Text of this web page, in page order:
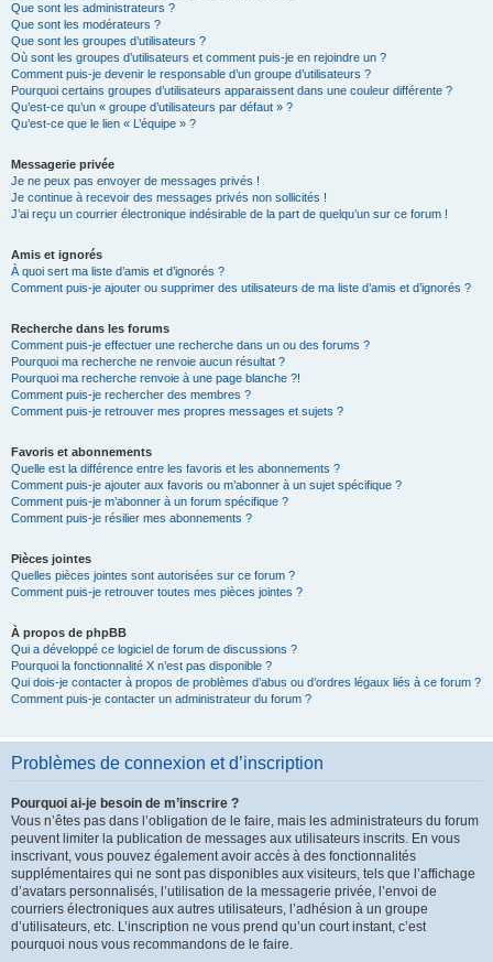
Que sont les administrateurs ?
Que sont les modérateurs ?
Que sont les groupes d’utilisateurs ?
Où sont les groupes d’utilisateurs et comment puis-je en rejoindre un ?
Comment puis-je devenir le responsable d’un groupe d’utilisateurs ?
Pourquoi certains groupes d’utilisateurs apparaissent dans une couleur différente ?
Qu’est-ce qu’un « groupe d’utilisateurs par défaut » ?
Qu’est-ce que le lien « L’équipe » ?
Messagerie privée
Je ne peux pas envoyer de messages privés !
Je continue à recevoir des messages privés non sollicités !
J’ai reçu un courrier électronique indésirable de la part de quelqu’un sur ce forum !
Amis et ignorés
À quoi sert ma liste d’amis et d’ignorés ?
Comment puis-je ajouter ou supprimer des utilisateurs de ma liste d’amis et d’ignorés ?
Recherche dans les forums
Comment puis-je effectuer une recherche dans un ou des forums ?
Pourquoi ma recherche ne renvoie aucun résultat ?
Pourquoi ma recherche renvoie à une page blanche ?!
Comment puis-je rechercher des membres ?
Comment puis-je retrouver mes propres messages et sujets ?
Favoris et abonnements
Quelle est la différence entre les favoris et les abonnements ?
Comment puis-je ajouter aux favoris ou m’abonner à un sujet spécifique ?
Comment puis-je m’abonner à un forum spécifique ?
Comment puis-je résilier mes abonnements ?
Pièces jointes
Quelles pièces jointes sont autorisées sur ce forum ?
Comment puis-je retrouver toutes mes pièces jointes ?
À propos de phpBB
Qui a développé ce logiciel de forum de discussions ?
Pourquoi la fonctionnalité X n’est pas disponible ?
Qui dois-je contacter à propos de problèmes d’abus ou d’ordres légaux liés à ce forum ?
Comment puis-je contacter un administrateur du forum ?
Problèmes de connexion et d’inscription
Pourquoi ai-je besoin de m’inscrire ?
Vous n’êtes pas dans l’obligation de le faire, mais les administrateurs du forum
peuvent limiter la publication de messages aux utilisateurs inscrits. En vous
inscrivant, vous pouvez également avoir accès à des fonctionnalités
supplémentaires qui ne sont pas disponibles aux visiteurs, tels que l’affichage
d’avatars personnalisés, l’utilisation de la messagerie privée, l’envoi de
courriers électroniques aux autres utilisateurs, l’adhésion à un groupe
d’utilisateurs, etc. L’inscription ne vous prend qu’un court instant, c’est
pourquoi nous vous recommandons de le faire.